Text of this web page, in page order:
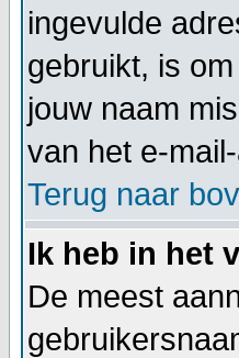
ingevulde
gebruikt, is
jouw naam
van het e-
Terug naar
Ik heb in het
De meest